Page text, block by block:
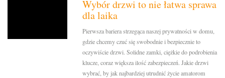
Wybór drzwi to nie łatwa sprawa
dla laika
Pierwsza bariera strzegąca naszej prywatności w domu,
gdzie chcemy czuć się swobodnie i bezpiecznie to
oczywiście drzwi. Solidne zamki, ciężkie do podrobienia
klucze, coraz większa ilość zabezpieczeń. Jakie drzwi
wybrać, by jak najbardziej utrudnić życie amatorom